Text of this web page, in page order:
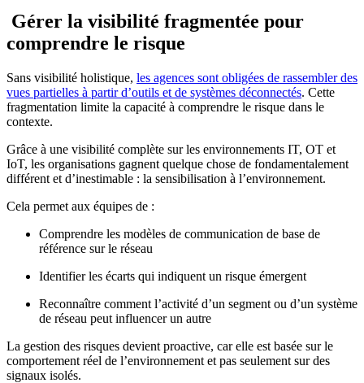
Gérer la visibilité fragmentée pour
comprendre le risque
Sans visibilité holistique, les agences sont obligées de rassembler des
vues partielles à partir d’outils et de systèmes déconnectés. Cette
fragmentation limite la capacité à comprendre le risque dans le
contexte.
Grâce à une visibilité complète sur les environnements IT, OT et
IoT, les organisations gagnent quelque chose de fondamentalement
différent et d’inestimable : la sensibilisation à l’environnement.
Cela permet aux équipes de :
Comprendre les modèles de communication de base de
référence sur le réseau
Identifier les écarts qui indiquent un risque émergent
Reconnaître comment l’activité d’un segment ou d’un système
de réseau peut influencer un autre
La gestion des risques devient proactive, car elle est basée sur le
comportement réel de l’environnement et pas seulement sur des
signaux isolés.